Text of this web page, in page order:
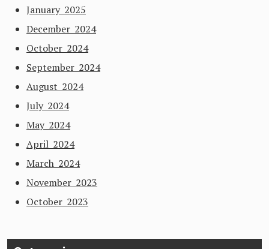
January 2025
December 2024
October 2024
September 2024
August 2024
July 2024
May 2024
April 2024
March 2024
November 2023
October 2023